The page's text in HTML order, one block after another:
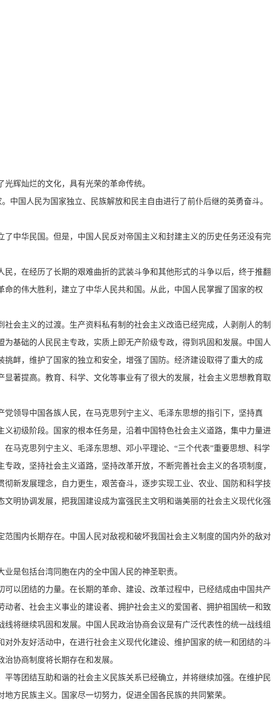
辉灿烂的文化，具有光荣的革命传统。
中国人民为国家独立、民族解放和民主自由进行了前仆后继的英勇奋斗。
中华民国。但是，中国人民反对帝国主义和封建主义的历史任务还没有完
，在经历了长期的艰难曲折的武装斗争和其他形式的斗争以后，终于推翻
的伟大胜利，建立了中华人民共和国。从此，中国人民掌握了国家的权
会主义的过渡。生产资料私有制的社会主义改造已经完成，人剥削人的制
基础的人民民主专政，实质上即无产阶级专政，得到巩固和发展。中国人
衅，维护了国家的独立和安全，增强了国防。经济建设取得了重大的成
著提高。教育、科学、文化等事业有了很大的发展，社会主义思想教育取
领导中国各族人民，在马克思列宁主义、毛泽东思想的指引下，坚持真
初级阶段。国家的根本任务是，沿着中国特色社会主义道路，集中力量进
马克思列宁主义、毛泽东思想、邓小平理论、“三个代表”重要思想、科学
政，坚持社会主义道路，坚持改革开放，不断完善社会主义的各项制度，
新发展理念，自力更生，艰苦奋斗，逐步实现工业、农业、国防和科学技
明协调发展，把我国建设成为富强民主文明和谐美丽的社会主义现代化强
围内长期存在。中国人民对敌视和破坏我国社会主义制度的国内外的敌对
是包括台湾同胞在内的全中国人民的神圣职责。
以团结的力量。在长期的革命、建设、改革过程中，已经结成由中国共产
者、社会主义事业的建设者、拥护社会主义的爱国者、拥护祖国统一和致
将继续巩固和发展。中国人民政治协商会议是有广泛代表性的统一战线组
外友好活动中，在进行社会主义现代化建设、维护国家的统一和团结的斗
协商制度将长期存在和发展。
等团结互助和谐的社会主义民族关系已经确立，并将继续加强。在维护民
方民族主义。国家尽一切努力，促进全国各民族的共同繁荣。